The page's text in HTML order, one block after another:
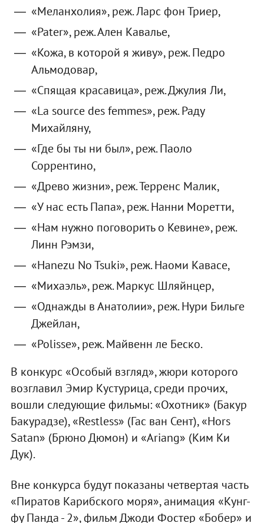
«Меланхолия», реж. Ларс фон Триер,
«Pater», реж. Ален Кавалье,
«Кожа, в которой я живу», реж. Педро
Альмодовар,
«Спящая красавица», реж. Джулия Ли,
«La source des femmes», реж. Раду
Михайляну,
«Где бы ты ни был», реж. Паоло
Соррентино,
«Древо жизни», реж. Терренс Малик,
«У нас есть Папа», реж. Нанни Моретти,
«Нам нужно поговорить о Кевине», реж.
Линн Рэмзи,
«Hanezu No Tsuki», реж. Наоми Кавасе,
«Михаэль», реж. Маркус Шляйнцер,
«Однажды в Анатолии», реж. Нури Бильге
Джейлан,
«Polisse», реж. Майвенн ле Беско.
В конкурс «Особый взгляд», жюри которого
возглавил Эмир Кустурица, среди прочих,
вошли следующие фильмы: «Охотник» (Бакур
Бакурадзе), «Restless» (Гас ван Сент), «Hors
Satan» (Брюно Дюмон) и «Ariang» (Ким Ки
Дук).
Вне конкурса будут показаны четвертая часть
«Пиратов Карибского моря», анимация «Кунг-
фу Панда - 2», фильм Джоди Фостер «Бобер» и